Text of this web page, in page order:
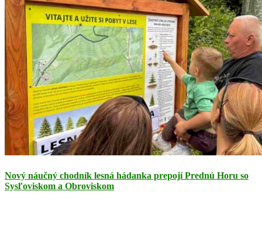
Nový náučný chodník lesná hádanka prepojí Prednú Horu so
Sysľoviskom a Obroviskom